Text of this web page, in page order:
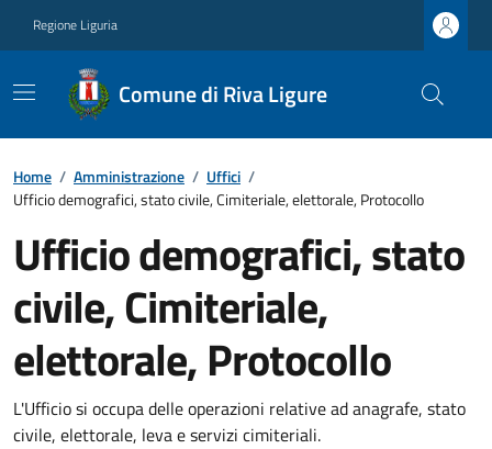
Regione Liguria
Comune di Riva Ligure
Home / Amministrazione / Uffici /
Ufficio demografici, stato civile, Cimiteriale, elettorale, Protocollo
Ufficio demografici, stato
civile, Cimiteriale,
elettorale, Protocollo
L'Ufficio si occupa delle operazioni relative ad anagrafe, stato
civile, elettorale, leva e servizi cimiteriali.